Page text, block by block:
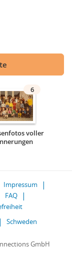
6
voller
Impressum
FAQ
Schweden
GmbH